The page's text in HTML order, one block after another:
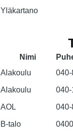
Yläkartano
Nimi
Alakoulu
Alakoulu
AOL
B-talo